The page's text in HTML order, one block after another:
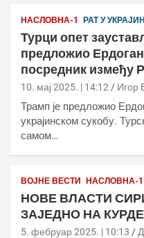
НАСЛОВНА-1 РАТ У
Турци опет
предложио
посредник између
10. мај 2025. | 14:12 Игор
Трамп је предложио
украјинском сукобу.
самом…
ВОЈНЕ ВЕСТИ НАСЛОВНА-1
НОВЕ ВЛАСТИ
ЗАЈЕДНО НА КУРДЕ
5. фебруар 2025. | 10:13